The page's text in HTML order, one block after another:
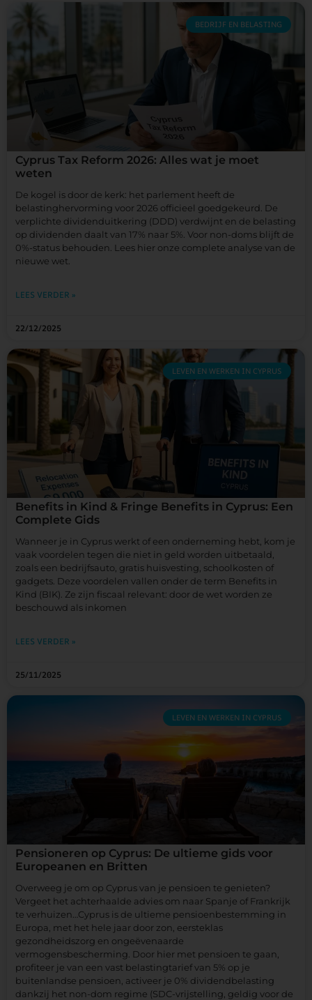
BEDRIJF EN BELASTING
Cyprus Tax Reform 2026: Alles wat je moet
weten
De kogel is door de kerk: het parlement heeft de
belastinghervorming voor 2026 officieel goedgekeurd. De
verplichte dividenduitkering (DDD) verdwijnt en de belasting
op dividenden daalt van 17% naar 5%. Voor non-doms blijft de
0%-status behouden. Lees hier onze complete analyse van de
nieuwe wet.
LEES VERDER »
22/12/2025
LEVEN EN WERKEN IN CYPRUS
Benefits in Kind & Fringe Benefits in Cyprus: Een
Complete Gids
Wanneer je in Cyprus werkt of een onderneming hebt, kom je
vaak voordelen tegen die niet in geld worden uitbetaald,
zoals een bedrijfsauto, gratis huisvesting, schoolkosten of
gadgets. Deze voordelen vallen onder de term Benefits in
Kind (BIK). Ze zijn fiscaal relevant: door de wet worden ze
beschouwd als inkomen
LEES VERDER »
25/11/2025
LEVEN EN WERKEN IN CYPRUS
Pensioneren op Cyprus: De ultieme gids voor
Europeanen en Britten
Overweeg je om op Cyprus van je pensioen te genieten?
Vergeet het achterhaalde advies om naar Spanje of Frankrijk
te verhuizen…Cyprus is de ultieme pensioenbestemming in
Europa, met het hele jaar door zon, eersteklas
gezondheidszorg en ongeëvenaarde
vermogensbescherming. Door hier met pensioen te gaan,
profiteer je van een vast belastingtarief van 5% op je
buitenlandse pensioen, activeer je 0% dividendbelasting
dankzij het non-dom regime (SDC-vrijstelling, geldig voor de